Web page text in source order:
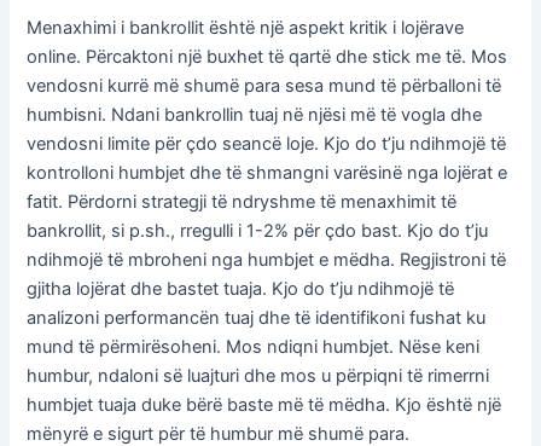
Menaxhimi i bankrollit është një aspekt kritik i lojërave
online. Përcaktoni një buxhet të qartë dhe stick me të. Mos
vendosni kurrë më shumë para sesa mund të përballoni të
humbisni. Ndani bankrollin tuaj në njësi më të vogla dhe
vendosni limite për çdo seancë loje. Kjo do t’ju ndihmojë të
kontrolloni humbjet dhe të shmangni varësinë nga lojërat e
fatit. Përdorni strategji të ndryshme të menaxhimit të
bankrollit, si p.sh., rregulli i 1-2% për çdo bast. Kjo do t’ju
ndihmojë të mbroheni nga humbjet e mëdha. Regjistroni të
gjitha lojërat dhe bastet tuaja. Kjo do t’ju ndihmojë të
analizoni performancën tuaj dhe të identifikoni fushat ku
mund të përmirësoheni. Mos ndiqni humbjet. Nëse keni
humbur, ndaloni së luajturi dhe mos u përpiqni të rimerrni
humbjet tuaja duke bërë baste më të mëdha. Kjo është një
mënyrë e sigurt për të humbur më shumë para.